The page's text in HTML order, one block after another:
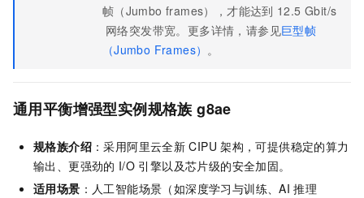
帧（Jumbo frames），才能达到 12.5 Gbit/s
网络突发带宽。更多详情，请参见巨型帧
（Jumbo Frames） 。
通用平衡增强型实例规格族 g8ae
规格族介绍 ：采用阿里云全新 CIPU 架构，可提供稳定的算力
输出、更强劲的 I/O 引擎以及芯片级的安全加固。
适用场景 ：人工智能场景（如深度学习与训练、AI 推理